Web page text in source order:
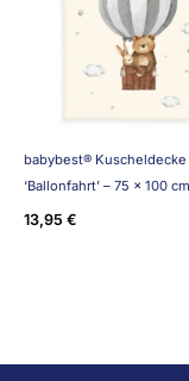
babybest® Kuscheldecke
‘Ballonfahrt’ – 75 x 100
13,95 €